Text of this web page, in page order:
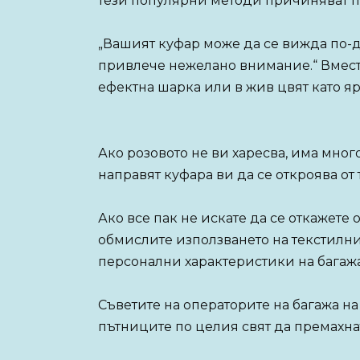
„Вашият куфар може да се вижда по-
привлече нежелано внимание.“
ефектна шарка или в жив цвят като
Ако розовото не ви харесва, има
направят куфара ви да се откроява от
Ако все пак не искате да се
обмислите използването на
персонални характеристики на
Съветите на операторите на багажа
пътниците по целия свят да